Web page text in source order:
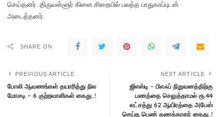
செய்தனர். திருவள்ளூர் கிளை சிறையில் பலத்த பாதுகாப்புடன்
அடைத்தனர்.
SHARE ON
PREVIOUS ARTICLE
போலி ஆவணங்கள் தயாரித்து நில
மோசடி – 6 குற்றவாளிகள் கைது..!
NEXT ARTICLE
ஜிஎஸ்டி – பிஎஃப் நிறுவனத்திற்கு
பணத்தை செலுத்தாமல் ரூ.44
லட்சத்து 62 ஆயிரத்தை அபேஸ்
செய்த பெண் கணக்காளர் கைது..!